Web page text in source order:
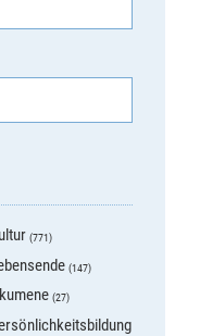
(771)
(147)
(27)